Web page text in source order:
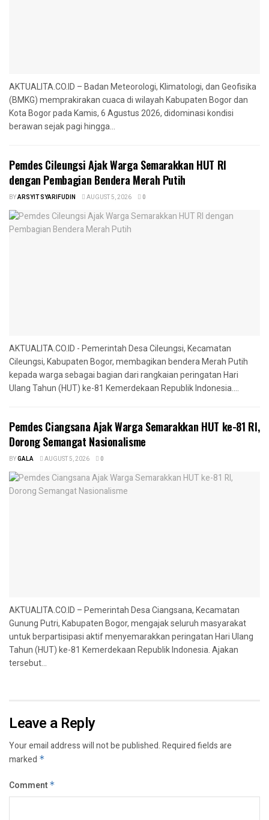
AKTUALITA.CO.ID – Badan Meteorologi, Klimatologi, dan Geofisika
(BMKG) memprakirakan cuaca di wilayah Kabupaten Bogor dan
Kota Bogor pada Kamis, 6 Agustus 2026, didominasi kondisi
berawan sejak pagi hingga...
Pemdes Cileungsi Ajak Warga Semarakkan HUT RI
dengan Pembagian Bendera Merah Putih
BYARSYIT SYARIFUDIN AUGUST 5, 2026 0
AKTUALITA.CO.ID - Pemerintah Desa Cileungsi, Kecamatan
Cileungsi, Kabupaten Bogor, membagikan bendera Merah Putih
kepada warga sebagai bagian dari rangkaian peringatan Hari
Ulang Tahun (HUT) ke-81 Kemerdekaan Republik Indonesia....
Pemdes Ciangsana Ajak Warga Semarakkan HUT ke-81 RI,
Dorong Semangat Nasionalisme
BYGALA AUGUST 5, 2026 0
AKTUALITA.CO.ID – Pemerintah Desa Ciangsana, Kecamatan
Gunung Putri, Kabupaten Bogor, mengajak seluruh masyarakat
untuk berpartisipasi aktif menyemarakkan peringatan Hari Ulang
Tahun (HUT) ke-81 Kemerdekaan Republik Indonesia. Ajakan
tersebut...
Leave a Reply
Your email address will not be published.Required fields are
marked *
Comment *